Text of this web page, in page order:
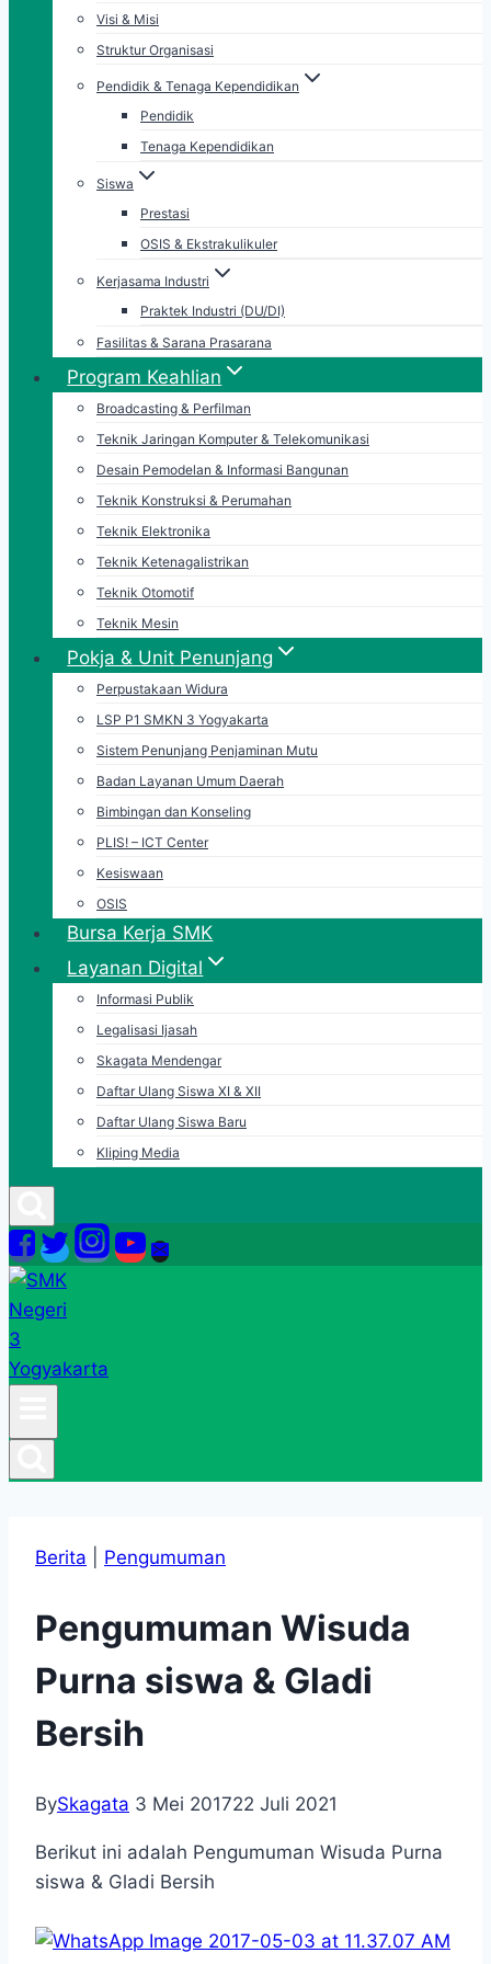
Visi & Misi
Struktur Organisasi
Pendidik & Tenaga Kependidikan
Pendidik
Tenaga Kependidikan
Siswa
Prestasi
OSIS & Ekstrakulikuler
Kerjasama Industri
Praktek Industri (DU/DI)
Fasilitas & Sarana Prasarana
Program Keahlian
Broadcasting & Perfilman
Teknik Jaringan Komputer & Telekomunikasi
Desain Pemodelan & Informasi Bangunan
Teknik Konstruksi & Perumahan
Teknik Elektronika
Teknik Ketenagalistrikan
Teknik Otomotif
Teknik Mesin
Pokja & Unit Penunjang
Perpustakaan Widura
LSP P1 SMKN 3 Yogyakarta
Sistem Penunjang Penjaminan Mutu
Badan Layanan Umum Daerah
Bimbingan dan Konseling
PLIS! – ICT Center
Kesiswaan
OSIS
Bursa Kerja SMK
Layanan Digital
Informasi Publik
Legalisasi Ijasah
Skagata Mendengar
Daftar Ulang Siswa XI & XII
Daftar Ulang Siswa Baru
Kliping Media
Berita Pengumuman
Pengumuman Wisuda
Purna siswa & Gladi
Bersih
BySkagata 3 Mei 201722 Juli 2021
Berikut ini adalah Pengumuman Wisuda Purna
siswa & Gladi Bersih